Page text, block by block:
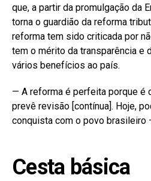
que, a partir da promulgação da
torna o guardião da reforma
reforma tem sido criticada por
tem o mérito da transparência e
vários benefícios ao país.
— A reforma é perfeita porque é
prevê revisão [contínua]. Hoje,
conquista com o povo brasileiro
Cesta básica